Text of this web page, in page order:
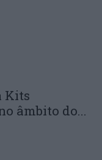
Kits
âmbito do...